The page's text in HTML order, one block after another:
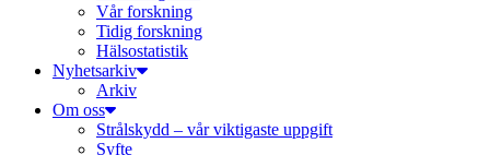
Vår forskning
Tidig forskning
Hälsostatistik
Nyhetsarkiv
Arkiv
Om oss
Strålskydd – vår viktigaste uppgift
Syfte